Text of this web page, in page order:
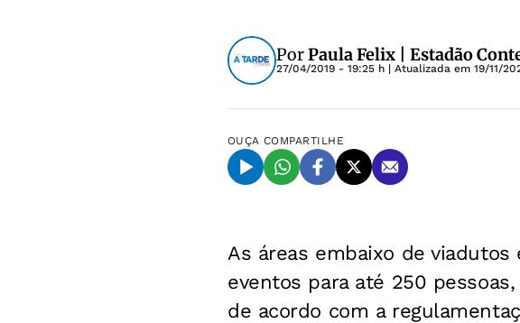
PorPaula Felix | Estadão
27/04/2019 - 19:25 h | Atualizada em 19/11/
OUÇA COMPARTILHE
As áreas embaixo de
eventos para até 250
de acordo com a